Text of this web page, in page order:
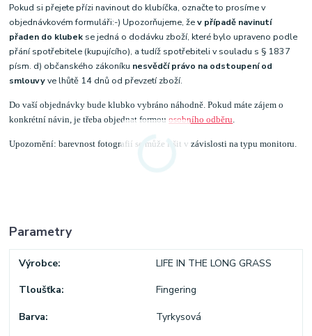
Pokud si přejete přízi navinout do klubíčka, označte to prosíme v
objednávkovém formuláři:-) Upozorňujeme, žev případě navinutí
přaden do klubek se jedná o dodávku zboží, které bylo upraveno podle
přání spotřebitele (kupujícího), a tudíž spotřebiteli v souladu s § 1837
písm. d) občanského zákoníku nesvědčí právo na odstoupení od
smlouvyve lhůtě 14 dnů od převzetí zboží.
Do vaší objednávky bude klubko vybráno náhodně. Pokud máte zájem o
konkrétní návin, je třeba objednat formouosobního odběru
Upozornění: barevnost fotografií se může lišit v závislosti na typu monitoru.
Parametry
Výrobce LIFE IN THE LONG GRASS
Tloušťka Fingering
Barva Tyrkysová